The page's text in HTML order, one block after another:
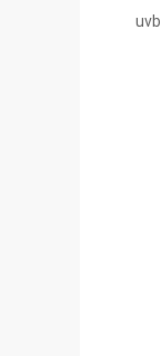
لنز این عینک از نوع UV 400 ضد خش با رنگ ثابت میباشد که در آن از تکنولوژی آنتی رفلس استفاده شده است و برای ساخت آن از یک نوع پلیمر استفاده شده است و البته به غیر از اشعه uva اشعه های uvb